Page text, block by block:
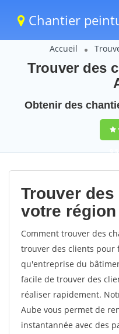
Chantier
Accueil
Trouver des
Obtenir des
9,5
Trouver
votre région
Comment trouver des
trouver des clients pour
qu'entreprise du
facile de trouver des
réaliser rapidement.
Aube vous permet de
instantannée avec des